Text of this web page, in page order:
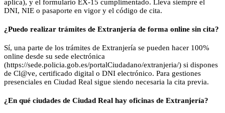
aplica), y el formulario EX-15 cumplimentado. Lleva siempre el
DNI, NIE o pasaporte en vigor y el código de cita.
¿Puedo realizar trámites de Extranjería de forma online sin cita?
Sí, una parte de los trámites de Extranjería se pueden hacer 100%
online desde su sede electrónica
(https://sede.policia.gob.es/portalCiudadano/extranjeria/) si dispones
de Cl@ve, certificado digital o DNI electrónico. Para gestiones
presenciales en Ciudad Real sigue siendo necesaria la cita previa.
¿En qué ciudades de Ciudad Real hay oficinas de Extranjería?